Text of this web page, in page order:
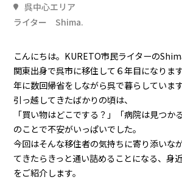
呉中心エリア
ライター Shima.
こんにちは。KURETO市民ライターの
関東出身で呉市に移住して６年目になります
年に数回帰省をしながら呉で暮らしています
引っ越してきたばかりの頃は、
「買い物はどこでする？」「病院は見つか
のことで不安がいっぱいでした。
今回はそんな移住者の気持ちに寄り添いな
てきたらきっと通い詰めることになる、身
をご紹介します。